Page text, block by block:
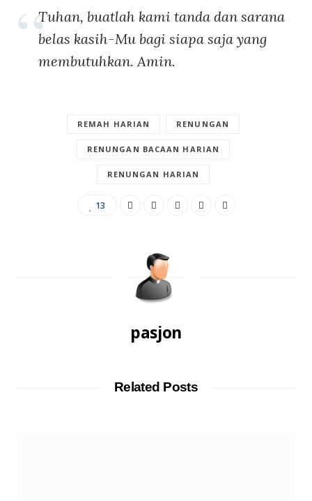
Tuhan, buatlah kami tanda dan sarana
belas kasih-Mu bagi siapa saja yang
membutuhkan. Amin.
REMAH HARIAN RENUNGAN
RENUNGAN BACAAN HARIAN
RENUNGAN HARIAN
13
pasjon
Related Posts